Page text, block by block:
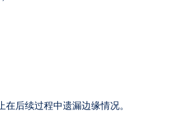
后续过程中遗漏边缘情况。